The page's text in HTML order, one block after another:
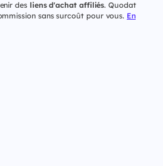
des liens d'achat affiliés. Quodat
sans surcoût pour vous. En